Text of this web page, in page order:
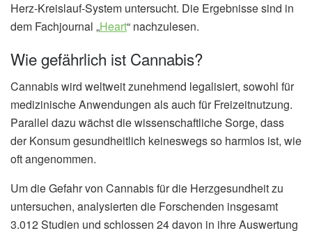
Herz-Kreislauf-System untersucht. Die Ergebnisse sind in
dem Fachjournal „Heart“ nachzulesen.
Wie gefährlich ist Cannabis?
Cannabis wird weltweit zunehmend legalisiert, sowohl für
medizinische Anwendungen als auch für Freizeitnutzung.
Parallel dazu wächst die wissenschaftliche Sorge, dass
der Konsum gesundheitlich keineswegs so harmlos ist, wie
oft angenommen.
Um die Gefahr von Cannabis für die Herzgesundheit zu
untersuchen, analysierten die Forschenden insgesamt
3.012 Studien und schlossen 24 davon in ihre Auswertung